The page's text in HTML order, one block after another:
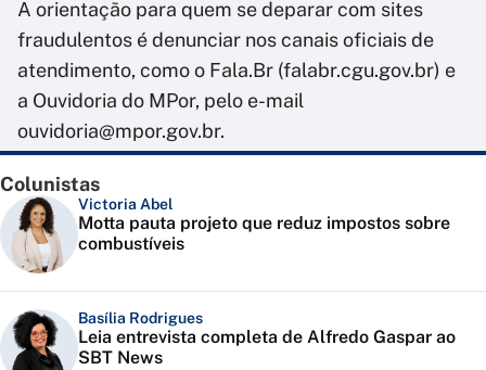
A orientação para quem se deparar com sites
fraudulentos é denunciar nos canais oficiais de
atendimento, como o Fala.Br (falabr.cgu.gov.br) e
a Ouvidoria do MPor, pelo e-mail
ouvidoria@mpor.gov.br.
Colunistas
Victoria Abel
Motta pauta projeto que reduz impostos sobre
combustíveis
Basília Rodrigues
Leia entrevista completa de Alfredo Gaspar ao
SBT News